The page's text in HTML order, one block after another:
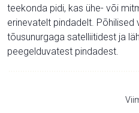
teekonda pidi, kas ühe- või
erinevatelt pindadelt.
tõusunurgaga satelliitidest ja
peegelduvatest pindadest.